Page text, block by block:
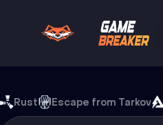
Rust Escape from Tarkov